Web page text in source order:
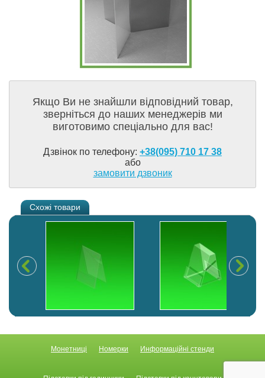
Якщо Ви не знайшли відповідний товар,
зверніться до наших менеджерів ми
виготовимо спеціально для вас!
Дзвінок по телефону: +38(095) 710 17 38
або
замовити дзвоник
Схожі товари
Монетниці Номерки Информаційні стенди